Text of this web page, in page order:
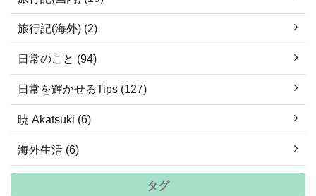
旅行記(海外) (2)
日常のこと (94)
日常を輝かせるTips (127)
暁 Akatsuki (6)
海外生活 (6)
タグ